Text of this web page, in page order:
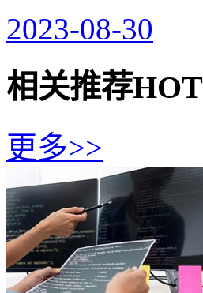
2023-08-30
相关推荐HOT
更多>>